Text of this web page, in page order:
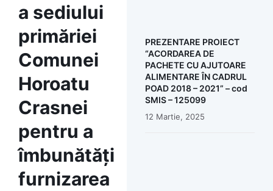
a sediului
primăriei
Comunei
Horoatu
Crasnei
pentru a
îmbunătăți
furnizarea
PREZENTARE PROIECT
“ACORDAREA DE
PACHETE CU AJUTOARE
ALIMENTARE ÎN CADRUL
POAD 2018 – 2021” – cod
SMIS – 125099
12 Martie, 2025